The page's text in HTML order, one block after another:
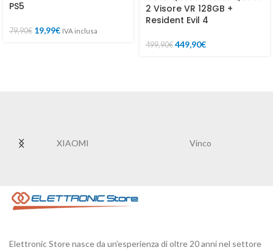
PS5
79,90€ 19,99€ IVA inclusa
2 Visore VR 128GB +
Resident Evil 4
499,90€ 449,90€
XIAOMI Vinco
Elettronic Store nasce da un’esperienza di oltre 20 anni nel settore